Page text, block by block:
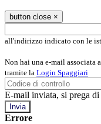
button close ×
all'indirizzo indicato con le
Non hai una e-mail associata
tramite la Login Spaggiari
E-mail inviata, si prega
Errore